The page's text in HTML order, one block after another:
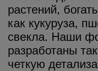
растений,
как кукуруза,
свекла. Наши
разработаны
четкую детализа